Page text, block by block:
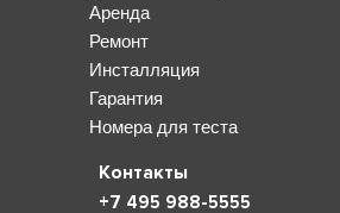
Аренда
Ремонт
Инсталляция
Гарантия
Номера для теста
Контакты
+7 495 988-5555